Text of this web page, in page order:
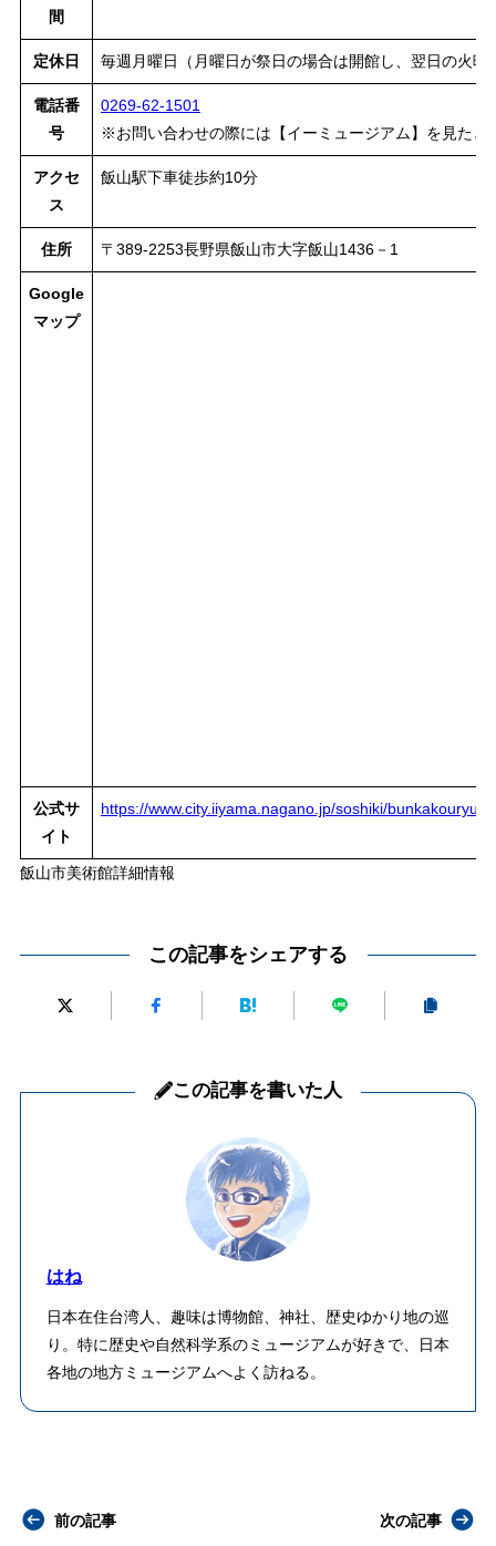
間
定休日 毎週月曜日（月曜日が祭日の場合は開館し、翌日の火
電話番
号
0269-62-1501
※お問い合わせの際には【イーミュージアム】を見たと
アクセ
ス
飯山駅下車徒歩約10分
住所 〒389-2253長野県飯山市大字飯山1436－1
Google
マップ
公式サ
イト
https://www.city.iiyama.nagano.jp/soshiki/bunkakouryu/
飯山市美術館詳細情報
この記事をシェアする
この記事を書いた人
はね
日本在住台湾人、趣味は博物館、神社、歴史ゆかり地の巡
り。特に歴史や自然科学系のミュージアムが好きで、日本
各地の地方ミュージアムへよく訪ねる。
前の記事 次の記事